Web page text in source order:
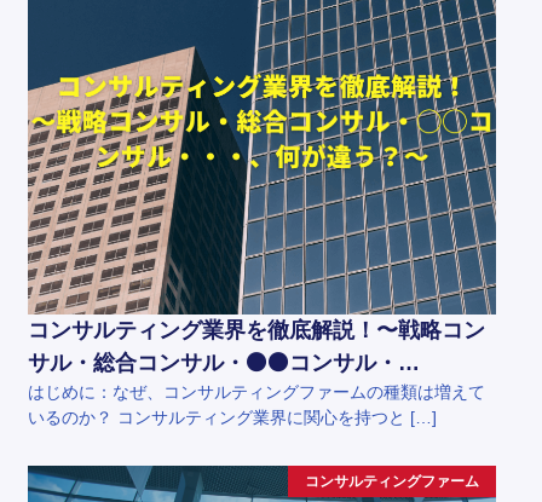
コンサルティング業界を徹底解説！〜戦略コン
サル・総合コンサル・⚫️⚫️コンサル・…
はじめに：なぜ、コンサルティングファームの種類は増えて
いるのか？ コンサルティング業界に関心を持つと […]
コンサルティングファーム